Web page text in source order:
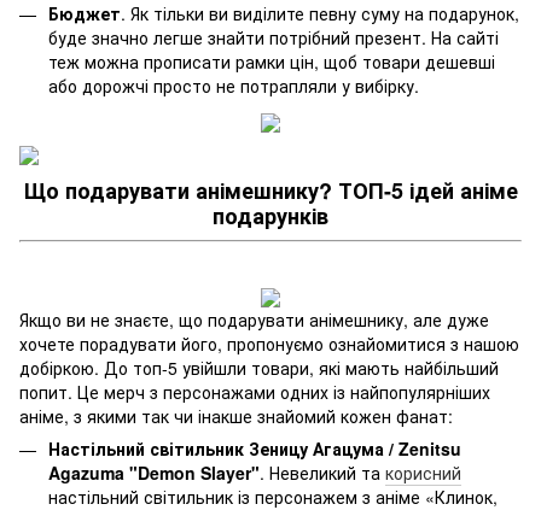
Бюджет. Як тільки ви виділите певну суму на подарунок,
буде значно легше знайти потрібний презент. На сайті
теж можна прописати рамки цін, щоб товари дешевші
або дорожчі просто не потрапляли у вибірку.
Що подарувати анімешнику? ТОП-5 ідей аніме
подарунків
Якщо ви не знаєте, що подарувати анімешнику, але дуже
хочете порадувати його, пропонуємо ознайомитися з нашою
добіркою. До топ-5 увійшли товари, які мають найбільший
попит. Це мерч з персонажами одних із найпопулярніших
аніме, з якими так чи інакше знайомий кожен фанат:
Настільний світильник Зеницу Агацума / Zenitsu
Agazuma "Demon Slayer"‌. Невеликий та корисний
настільний світильник із персонажем з аніме «Клинок,